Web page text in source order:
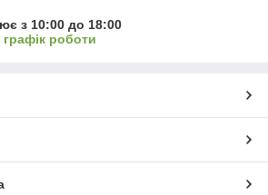
з 10:00 до 18:00
роботи